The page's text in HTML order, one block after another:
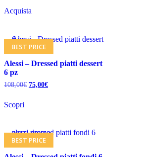
Acquista
BEST PRICE
Alessi – Dressed piatti dessert
6 pz
108,00€ 75,00€
Scopri
BEST PRICE